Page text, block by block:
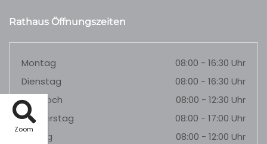
Zoom
Rathaus Öffnungszeiten
Montag
08:00 - 16:30 Uhr
Dienstag
08:00 - 16:30 Uhr
Mittwoch
08:00 - 12:30 Uhr
Donnerstag
08:00 - 17:00 Uhr
Freitag
08:00 - 12:00 Uhr